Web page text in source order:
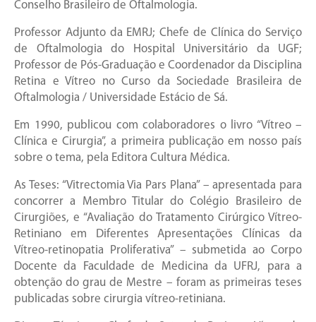
Conselho Brasileiro de Oftalmologia.
Professor Adjunto da EMRJ; Chefe de Clínica do Serviço
de Oftalmologia do Hospital Universitário da UGF;
Professor de Pós-Graduação e Coordenador da Disciplina
Retina e Vítreo no Curso da Sociedade Brasileira de
Oftalmologia / Universidade Estácio de Sá.
Em 1990, publicou com colaboradores o livro “Vítreo –
Clínica e Cirurgia”, a primeira publicação em nosso país
sobre o tema, pela Editora Cultura Médica.
As Teses: “Vitrectomia Via Pars Plana” – apresentada para
concorrer a Membro Titular do Colégio Brasileiro de
Cirurgiões, e “Avaliação do Tratamento Cirúrgico Vítreo-
Retiniano em Diferentes Apresentações Clínicas da
Vítreo-retinopatia Proliferativa” – submetida ao Corpo
Docente da Faculdade de Medicina da UFRJ, para a
obtenção do grau de Mestre – foram as primeiras teses
publicadas sobre cirurgia vítreo-retiniana.